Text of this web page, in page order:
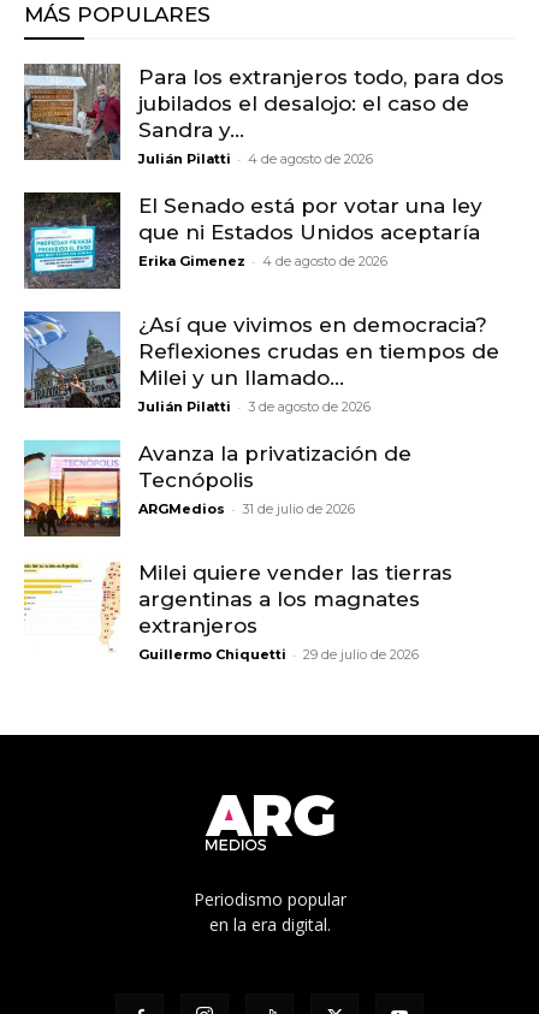
MÁS POPULARES
Para los extranjeros todo, para dos
jubilados el desalojo: el caso de
Sandra y...
Julián Pilatti - 4 de agosto de 2026
El Senado está por votar una ley
que ni Estados Unidos aceptaría
Erika Gimenez - 4 de agosto de 2026
¿Así que vivimos en democracia?
Reflexiones crudas en tiempos de
Milei y un llamado...
Julián Pilatti - 3 de agosto de 2026
Avanza la privatización de
Tecnópolis
ARGMedios - 31 de julio de 2026
Milei quiere vender las tierras
argentinas a los magnates
extranjeros
Guillermo Chiquetti - 29 de julio de 2026
Periodismo popular
en la era digital.